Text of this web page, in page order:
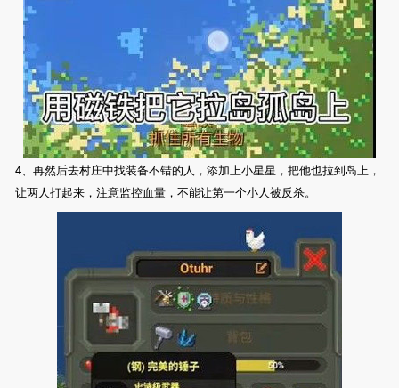
4、再然后去村庄中找装备不错的人，添加上小星星，把他也拉到岛上，
让两人打起来，注意监控血量，不能让第一个小人被反杀。